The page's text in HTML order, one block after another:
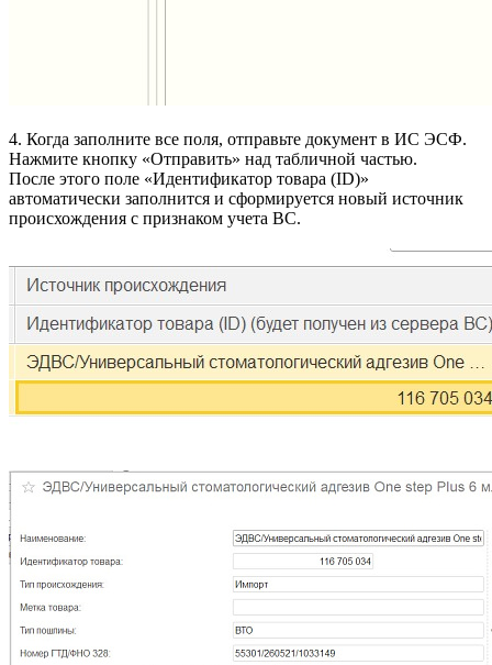
4. Когда заполните все поля, отправьте документ в ИС ЭСФ.
Нажмите кнопку «Отправить» над табличной частью.
После этого поле «Идентификатор товара (ID)»
автоматически заполнится и сформируется новый источник
происхождения с признаком учета ВС.